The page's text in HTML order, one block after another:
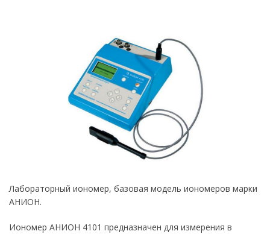
Лабораторный иономер, базовая модель иономеров марки
АНИОН.
Иономер АНИОН 4101 предназначен для измерения в